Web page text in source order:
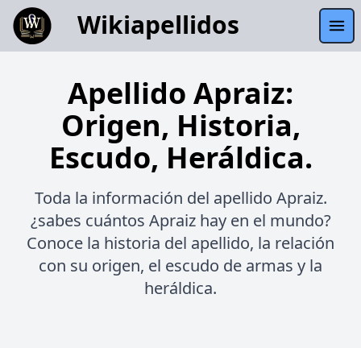
Wikiapellidos
Apellido Apraiz:
Origen, Historia,
Escudo, Heráldica.
Toda la información del apellido Apraiz.
¿sabes cuántos Apraiz hay en el mundo?
Conoce la historia del apellido, la relación
con su origen, el escudo de armas y la
heráldica.